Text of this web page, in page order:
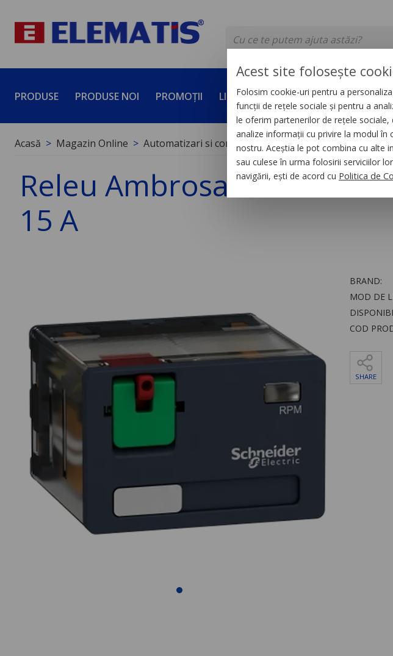
PRODUSE PRODUSE NOI PROMOȚII LICHIDĂRI DE STOC SERVICII
Acasă Magazin Online Automatizari si control industrial Relee
Releu Ambrosabil de
15 A
BRAND:
MOD DE
COD
SHARE
Acest site folosește
Folosim cookie-uri pentru a
funcții de rețele sociale și pentru a
le oferim partenerilor de rețele sociale,
analize informații cu privire la modul în
nostru. Aceștia le pot combina cu alte
sau culese în urma folosirii serviciilor
navigării, ești de acord cu Politica de